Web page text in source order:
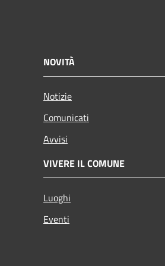
NOVITÀ
Notizie
Comunicati
Avvisi
VIVERE IL COMUNE
Luoghi
Eventi